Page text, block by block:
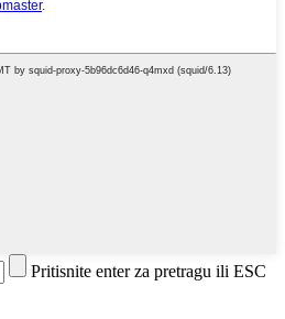
Pritisnite enter za pretragu ili ESC